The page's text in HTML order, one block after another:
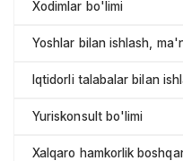
Xodimlar bo'limi
Yoshlar bilan ishlash,
Iqtidorli talabalar bilan
Yuriskonsult bo'limi
Xalqaro hamkorlik